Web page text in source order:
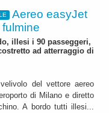
Aereo easyJet
illesi i 90 passeggeri,
ad atterraggio di
del vettore aereo
di Milano e diretto
A bordo tutti illesi...